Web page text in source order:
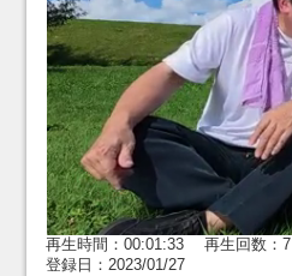
再生時間：00:01:33 再生回数：7
登録日：2023/01/27